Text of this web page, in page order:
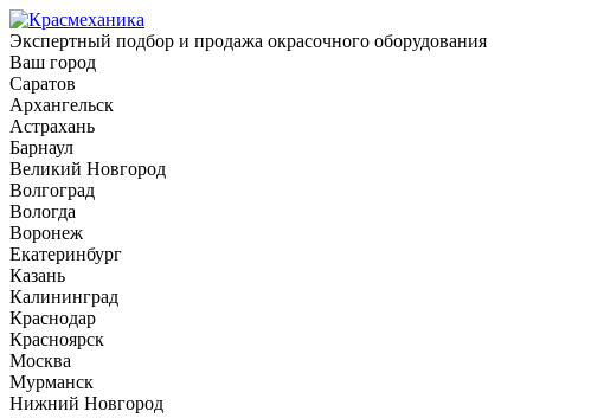
Экспертный подбор и продажа окрасочного оборудования
Ваш город
Саратов
Архангельск
Астрахань
Барнаул
Великий Новгород
Волгоград
Вологда
Воронеж
Екатеринбург
Казань
Калининград
Краснодар
Красноярск
Москва
Мурманск
Нижний Новгород